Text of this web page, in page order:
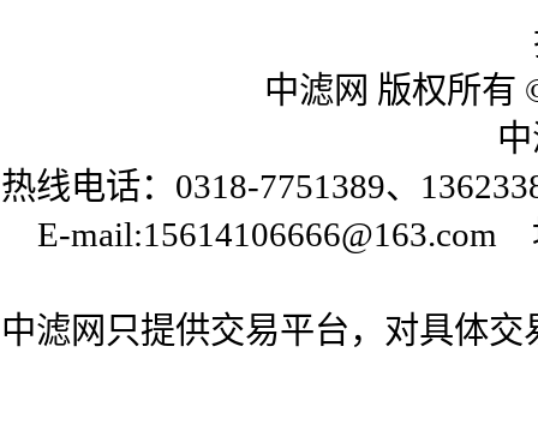
中滤网 版权所有
热线电话：0318-7751389、
E-
中滤网只提供交易平台，对具体